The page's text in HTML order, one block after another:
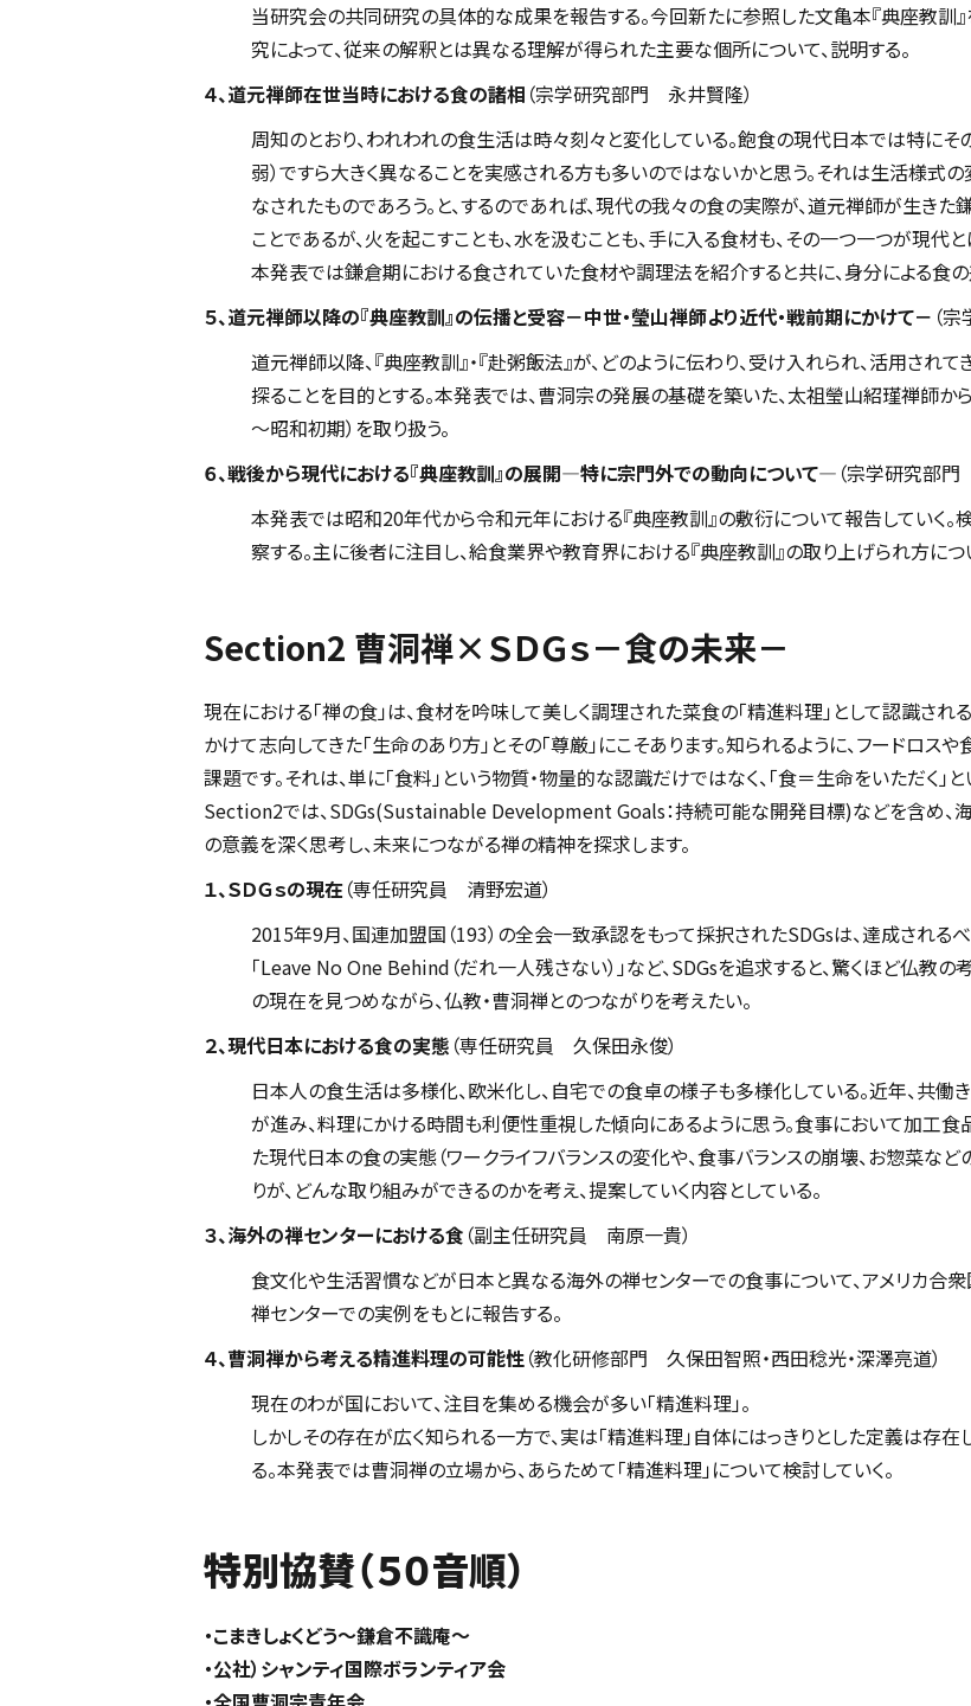
当研究会の共同研究の具体的な成果を報告する。今回新たに参照した文亀本『典座教訓
究によって、従来の解釈とは異なる理解が得られた主要な個所について、説明する。
４、道元禅師在世当時における食の諸相 （宗学研究部門 永井賢隆）
周知のとおり、われわれの食生活は時々刻々と変化している。飽食の現代日本では特に
弱）ですら大きく異なることを実感される方も多いのではないかと思う。それは生活様式
なされたものであろう。と、するのであれば、現代の我々の食の実際が、道元禅師が生き
ことであるが、火を起こすことも、水を汲むことも、手に入る食材も、その一つ一つが現代
本発表では鎌倉期における食されていた食材や調理法を紹介すると共に、身分による食の
５、道元禅師以降の『典座教訓』の伝播と受容－中世・瑩山禅師より近代・戦前期にかけて－ （
道元禅師以降、『典座教訓』・『赴粥飯法』が、どのように伝わり、受け入れられ、活用さ
探ることを目的とする。本発表では、曹洞宗の発展の基礎を築いた、太祖瑩山紹瑾禅師か
～昭和初期）を取り扱う。
６、戦後から現代における『典座教訓』の展開―特に宗門外での動向について― （宗学研究部
本発表では昭和20年代から令和元年における『典座教訓』の敷衍について報告していく
察する。主に後者に注目し、給食業界や教育界における『典座教訓』の取り上げられ方に
Section2 曹洞禅×ＳＤＧｓ－食の未来－
現在における「禅の食」は、食材を吟味して美しく調理された菜食の「精進料理」として認識さ
かけて志向してきた「生命のあり方」とその「尊厳」にこそあります。知られるように、フードロス
課題です。それは、単に「食料」という物質・物量的な認識だけではなく、「食＝生命をいただく
Section2では、SDGs(Sustainable Development Goals：持続可能な開発目標)などを含め、海
の意義を深く思考し、未来につながる禅の精神を探求します。
１、ＳＤＧｓの現在（専任研究員 清野宏道）
2015年9月、国連加盟国（193）の全会一致承認をもって採択されたSDGsは、達成される
「Leave No One Behind（だれ一人残さない）」など、SDGsを追求すると、驚くほど仏教
の現在を見つめながら、仏教・曹洞禅とのつながりを考えたい。
２、現代日本における食の実態 （専任研究員 久保田永俊）
日本人の食生活は多様化、欧米化し、自宅での食卓の様子も多様化している。近年、共働
が進み、料理にかける時間も利便性重視した傾向にあるように思う。食事において加工食
た現代日本の食の実態（ワークライフバランスの変化や、食事バランスの崩壊、お惣菜な
りが、どんな取り組みができるのかを考え、提案していく内容としている。
３、海外の禅センターにおける食 （副主任研究員 南原一貴）
食文化や生活習慣などが日本と異なる海外の禅センターでの食事について、アメリカ合衆
禅センターでの実例をもとに報告する。
４、曹洞禅から考える精進料理の可能性（教化研修部門 久保田智照・西田稔光・深澤亮道）
現在のわが国において、注目を集める機会が多い「精進料理」。
しかしその存在が広く知られる一方で、実は「精進料理」自体にはっきりとした定義は存
る。本発表では曹洞禅の立場から、あらためて「精進料理」について検討していく。
特別協賛（５０音順）
・こまきしょくどう～鎌倉不識庵～
・公社）シャンティ国際ボランティア会